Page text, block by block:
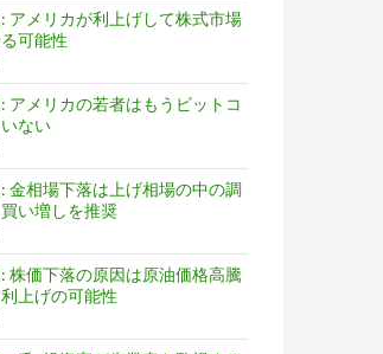
アメリカが利上げして株式市場
可能性
アメリカの若者はもうビットコ
ない
金相場下落は上げ相場の中の調
い増しを推奨
株価下落の原因は原油価格高騰
上げの可能性